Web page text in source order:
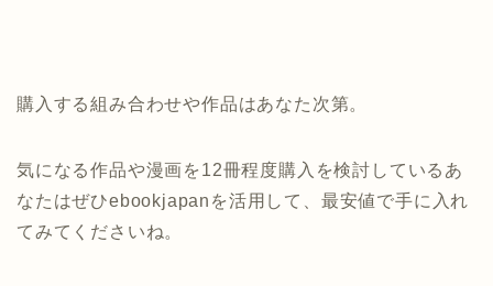
購入する組み合わせや作品はあなた次第。
気になる作品や漫画を12冊程度購入を検討しているあ
なたはぜひebookjapanを活用して、最安値で手に入れ
てみてくださいね。